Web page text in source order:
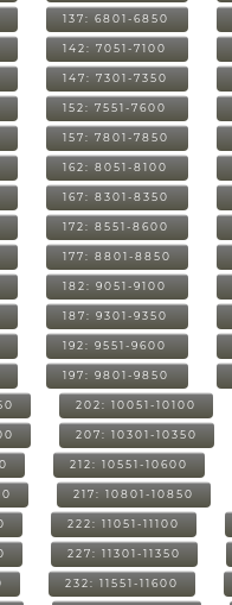
137: 6801-6850
142: 7051-7100
147: 7301-7350
152: 7551-7600
157: 7801-7850
162: 8051-8100
167: 8301-8350
172: 8551-8600
177: 8801-8850
182: 9051-9100
187: 9301-9350
192: 9551-9600
197: 9801-9850
202: 10051-10100
207: 10301-10350
212: 10551-10600
217: 10801-10850
222: 11051-11100
227: 11301-11350
232: 11551-11600